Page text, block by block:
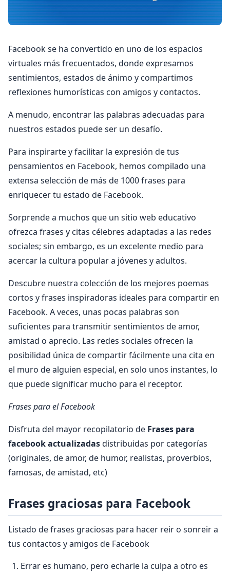
Facebook se ha convertido en uno de los espacios
virtuales más frecuentados, donde expresamos
sentimientos, estados de ánimo y compartimos
reflexiones humorísticas con amigos y contactos.
A menudo, encontrar las palabras adecuadas para
nuestros estados puede ser un desafío.
Para inspirarte y facilitar la expresión de tus
pensamientos en Facebook, hemos compilado una
extensa selección de más de 1000 frases para
enriquecer tu estado de Facebook.
Sorprende a muchos que un sitio web educativo
ofrezca frases y citas célebres adaptadas a las redes
sociales; sin embargo, es un excelente medio para
acercar la cultura popular a jóvenes y adultos.
Descubre nuestra colección de los mejores poemas
cortos y frases inspiradoras ideales para compartir en
Facebook. A veces, unas pocas palabras son
suficientes para transmitir sentimientos de amor,
amistad o aprecio. Las redes sociales ofrecen la
posibilidad única de compartir fácilmente una cita en
el muro de alguien especial, en solo unos instantes, lo
que puede significar mucho para el receptor.
Frases para el Facebook
Disfruta del mayor recopilatorio de Frases para
facebook actualizadasdistribuidas por categorías
(originales, de amor, de humor, realistas, proverbios,
famosas, de amistad, etc)
Frases graciosas para Facebook
Listado de frases graciosas para hacer reir o sonreir a
tus contactos y amigos de Facebook
Errar es humano, pero echarle la culpa a otro es